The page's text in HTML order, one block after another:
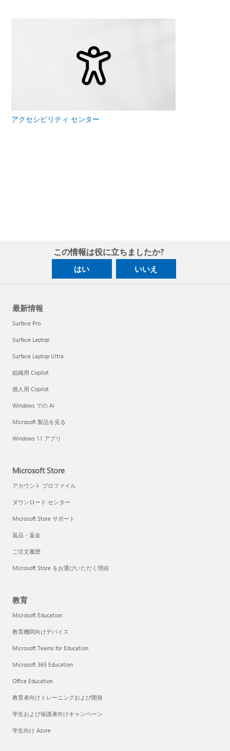
アクセシビリティ センター
この情報は役に立ちましたか?
はい いいえ
最新情報
Surface Pro
Surface Laptop
Surface Laptop Ultra
組織用 Copilot
個人用 Copilot
Windows での AI
Microsoft 製品を見る
Windows 11 アプリ
Microsoft Store
アカウント プロファイル
ダウンロード センター
Microsoft Store サポート
返品・返金
ご注文履歴
Microsoft Store をお選びいただく理由
教育
Microsoft Education
教育機関向けデバイス
Microsoft Teams for Education
Microsoft 365 Education
Office Education
教育者向けトレーニングおよび開発
学生および保護者向けキャンペーン
学生向け Azure